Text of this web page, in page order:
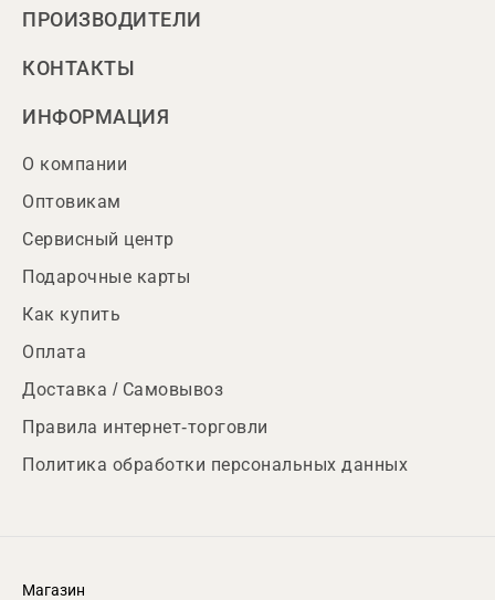
ПРОИЗВОДИТЕЛИ
КОНТАКТЫ
ИНФОРМАЦИЯ
О компании
Оптовикам
Сервисный центр
Подарочные карты
Как купить
Оплата
Доставка / Самовывоз
Правила интернет-торговли
Политика обработки персональных данных
Магазин